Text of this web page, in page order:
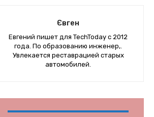
Євген
Евгений пишет для TechToday с 2012
года. По образованию инженер,.
Увлекается реставрацией старых
автомобилей.